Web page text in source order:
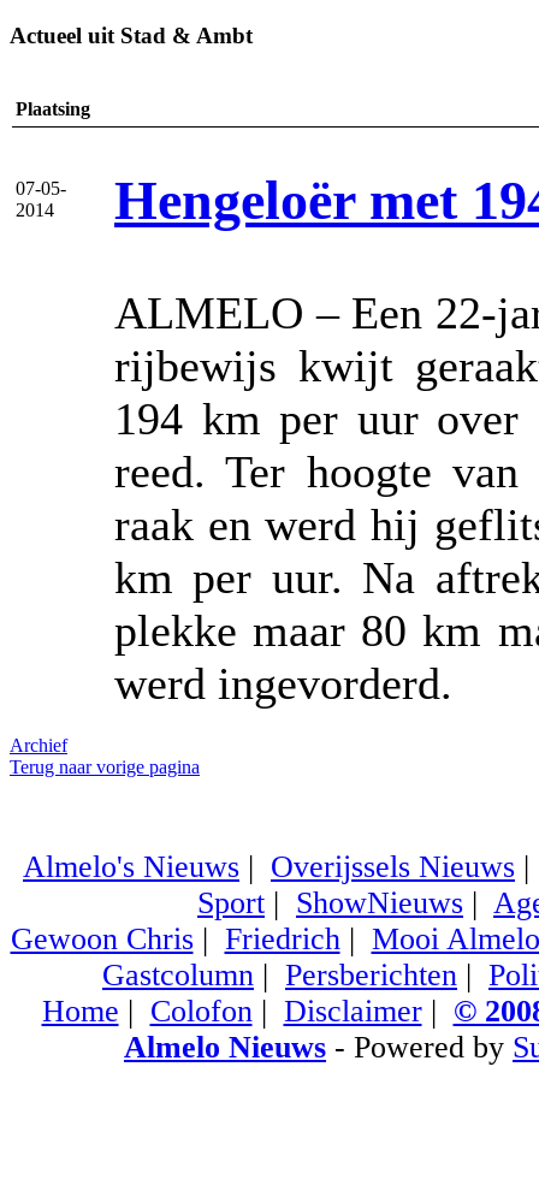
Actueel uit Stad & Ambt
Plaatsing
07-05-
2014
Hengeloër met
ALMELO – Een 22-
rijbewijs kwijt
194 km per uur over
reed. Ter hoogte
raak en werd hij
km per uur. Na
plekke maar 80 km
werd ingevorderd.
Archief
Terug naar vorige pagina
Almelo's Nieuws | Overijssels Nieuws
Sport | ShowNieuws |
Gewoon Chris| Friedrich| Mooi Almelo
Gastcolumn | Persberichten |
Home | Colofon| Disclaimer| ©
Almelo Nieuws - Powered by